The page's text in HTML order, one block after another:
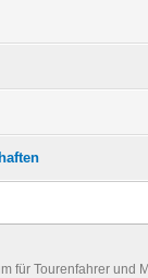
für Tourenfahrer und